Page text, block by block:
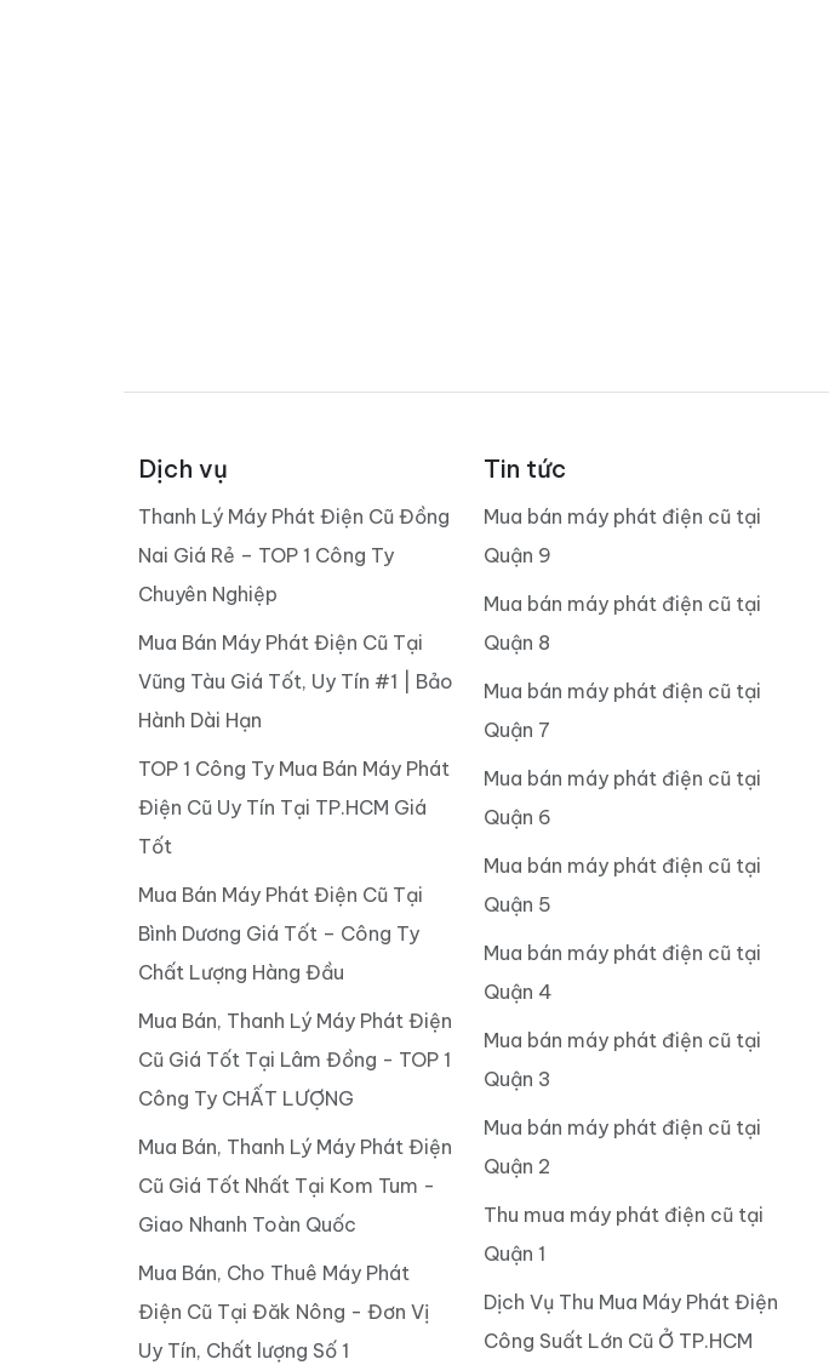
Dịch vụ
Thanh Lý Máy Phát Điện Cũ Đồng
Nai Giá Rẻ – TOP 1 Công Ty
Chuyên Nghiệp
Mua Bán Máy Phát Điện Cũ Tại
Vũng Tàu Giá Tốt, Uy Tín #1 | Bảo
Hành Dài Hạn
TOP 1 Công Ty Mua Bán Máy Phát
Điện Cũ Uy Tín Tại TP.HCM Giá
Tốt
Mua Bán Máy Phát Điện Cũ Tại
Bình Dương Giá Tốt – Công Ty
Chất Lượng Hàng Đầu
Mua Bán, Thanh Lý Máy Phát Điện
Cũ Giá Tốt Tại Lâm Đồng - TOP 1
Công Ty CHẤT LƯỢNG
Mua Bán, Thanh Lý Máy Phát Điện
Cũ Giá Tốt Nhất Tại Kom Tum -
Giao Nhanh Toàn Quốc
Mua Bán, Cho Thuê Máy Phát
Điện Cũ Tại Đăk Nông - Đơn Vị
Uy Tín, Chất lượng Số 1
Tin tức
Mua bán máy phát điện cũ tại
Quận 9
Mua bán máy phát điện cũ tại
Quận 8
Mua bán máy phát điện cũ tại
Quận 7
Mua bán máy phát điện cũ tại
Quận 6
Mua bán máy phát điện cũ tại
Quận 5
Mua bán máy phát điện cũ tại
Quận 4
Mua bán máy phát điện cũ tại
Quận 3
Mua bán máy phát điện cũ tại
Quận 2
Thu mua máy phát điện cũ tại
Quận 1
Dịch Vụ Thu Mua Máy Phát Điện
Công Suất Lớn Cũ Ở TP.HCM